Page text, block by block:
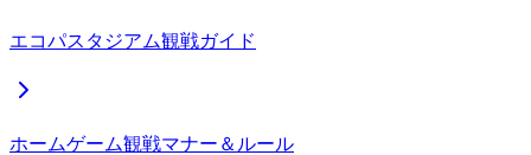
エコパスタジアム観戦ガイド
ホームゲーム観戦マナー＆ルール